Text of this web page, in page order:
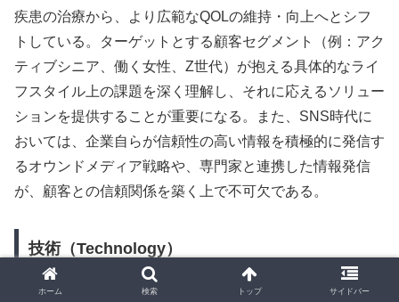
疾患の治療から、より広範なQOLの維持・向上へとシフ
トしている。ターゲットとする顧客セグメント（例：アク
ティブシニア、働く女性、Z世代）が抱える具体的なライ
フスタイル上の課題を深く理解し、それに応えるソリュー
ションを提供することが重要になる。また、SNS時代に
おいては、企業自らが信頼性の高い情報を積極的に発信す
るオウンドメディア戦略や、専門家と連携した情報発信
が、顧客との信頼関係を築く上で不可欠である。
技術（Technology）
ホーム 検索 トップ サイドバー